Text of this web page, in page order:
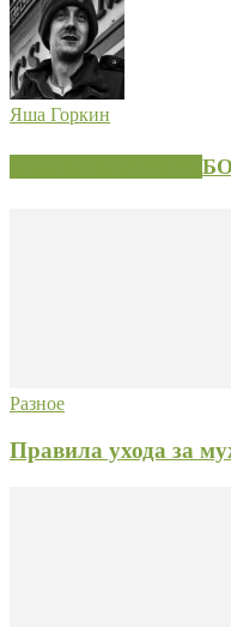
Яша Горкин
Разное
Правила ухода за